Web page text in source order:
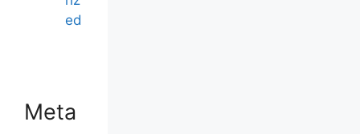
ed
Meta